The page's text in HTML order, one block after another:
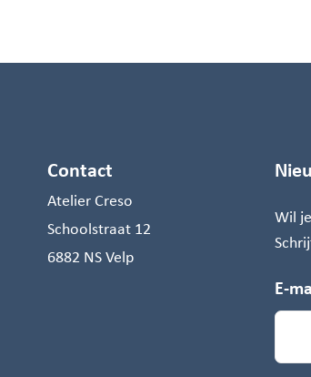
Contact
Atelier Creso
Schoolstraat 12
6882 NS Velp
Wil
E-